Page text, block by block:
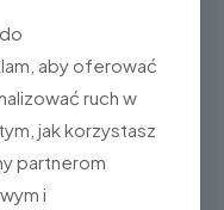
aby oferować
ruch w
jak korzystasz
partnerom
i